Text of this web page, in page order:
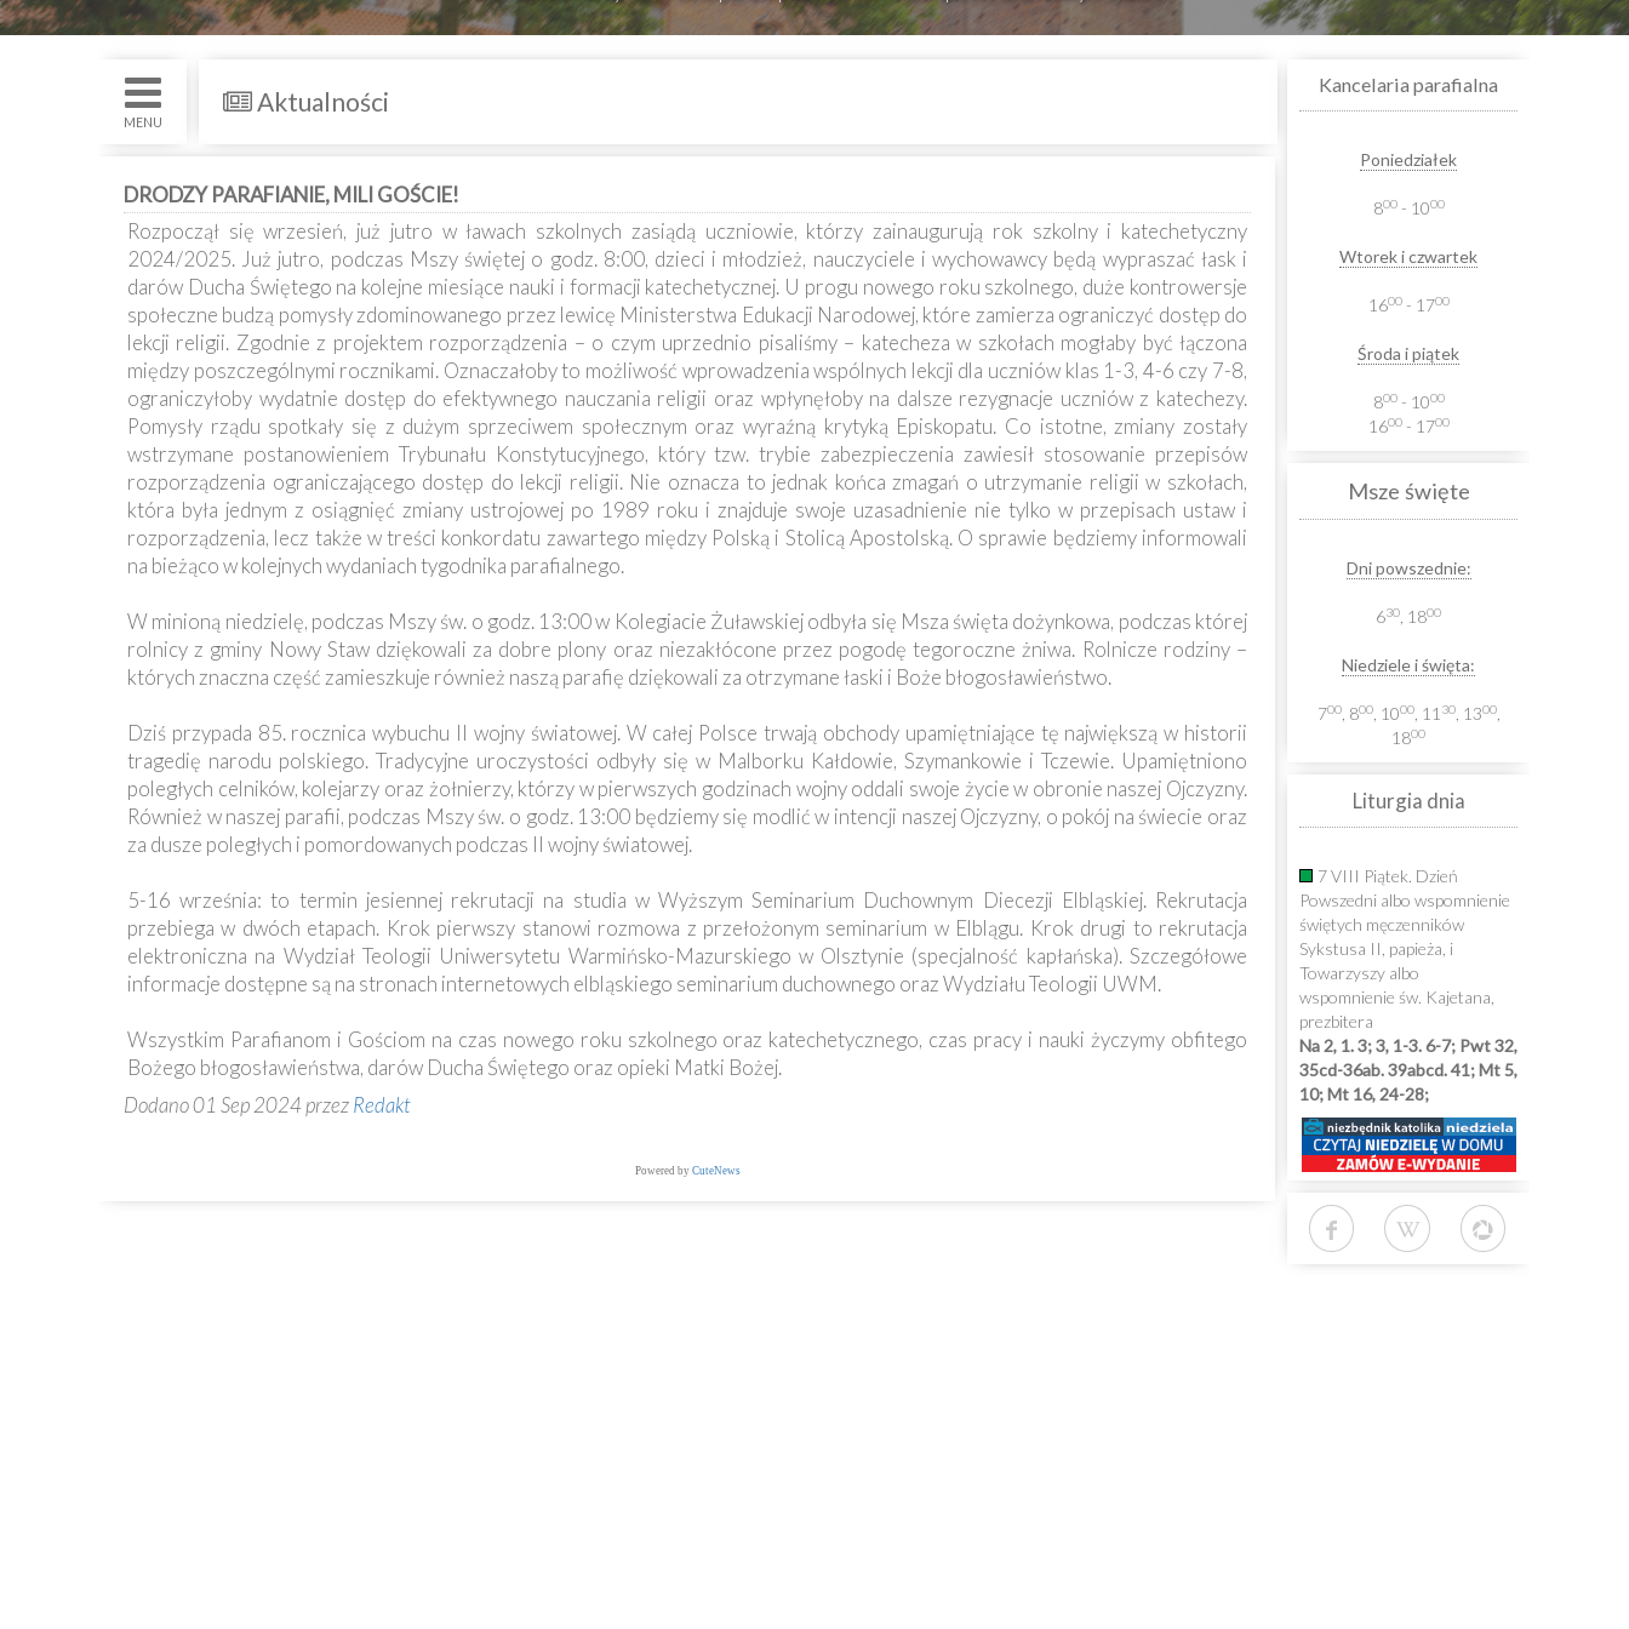
św.
i
Duszpasterze
Małoletnich
MENU
Aktualności
DRODZY PARAFIANIE, MILI GOŚCIE!
Rozpoczął się wrzesień, już jutro w ławach szkolnych zasiądą uczniowie, którzy zainaugurują rok szkolny i katechetyczny
2024/2025. Już jutro, podczas Mszy świętej o godz. 8:00, dzieci i młodzież, nauczyciele i wychowawcy będą wypraszać łask i
darów Ducha Świętego na kolejne miesiące nauki i formacji katechetycznej. U progu nowego roku szkolnego, duże kontrowersje
społeczne budzą pomysły zdominowanego przez lewicę Ministerstwa Edukacji Narodowej, które zamierza ograniczyć dostęp do
lekcji religii. Zgodnie z projektem rozporządzenia – o czym uprzednio pisaliśmy – katecheza w szkołach mogłaby być łączona
między poszczególnymi rocznikami. Oznaczałoby to możliwość wprowadzenia wspólnych lekcji dla uczniów klas 1-3, 4-6 czy 7-8,
ograniczyłoby wydatnie dostęp do efektywnego nauczania religii oraz wpłynęłoby na dalsze rezygnacje uczniów z katechezy.
Pomysły rządu spotkały się z dużym sprzeciwem społecznym oraz wyraźną krytyką Episkopatu. Co istotne, zmiany zostały
wstrzymane postanowieniem Trybunału Konstytucyjnego, który tzw. trybie zabezpieczenia zawiesił stosowanie przepisów
rozporządzenia ograniczającego dostęp do lekcji religii. Nie oznacza to jednak końca zmagań o utrzymanie religii w szkołach,
która była jednym z osiągnięć zmiany ustrojowej po 1989 roku i znajduje swoje uzasadnienie nie tylko w przepisach ustaw i
rozporządzenia, lecz także w treści konkordatu zawartego między Polską i Stolicą Apostolską. O sprawie będziemy informowali
na bieżąco w kolejnych wydaniach tygodnika parafialnego.
W minioną niedzielę, podczas Mszy św. o godz. 13:00 w Kolegiacie Żuławskiej odbyła się Msza święta dożynkowa, podczas której
rolnicy z gminy Nowy Staw dziękowali za dobre plony oraz niezakłócone przez pogodę tegoroczne żniwa. Rolnicze rodziny –
których znaczna część zamieszkuje również naszą parafię dziękowali za otrzymane łaski i Boże błogosławieństwo.
Dziś przypada 85. rocznica wybuchu II wojny światowej. W całej Polsce trwają obchody upamiętniające tę największą w historii
tragedię narodu polskiego. Tradycyjne uroczystości odbyły się w Malborku Kałdowie, Szymankowie i Tczewie. Upamiętniono
poległych celników, kolejarzy oraz żołnierzy, którzy w pierwszych godzinach wojny oddali swoje życie w obronie naszej Ojczyzny.
Również w naszej parafii, podczas Mszy św. o godz. 13:00 będziemy się modlić w intencji naszej Ojczyzny, o pokój na świecie oraz
za dusze poległych i pomordowanych podczas II wojny światowej.
5-16 września: to termin jesiennej rekrutacji na studia w Wyższym Seminarium Duchownym Diecezji Elbląskiej. Rekrutacja
przebiega w dwóch etapach. Krok pierwszy stanowi rozmowa z przełożonym seminarium w Elblągu. Krok drugi to rekrutacja
elektroniczna na Wydział Teologii Uniwersytetu Warmińsko-Mazurskiego w Olsztynie (specjalność kapłańska). Szczegółowe
informacje dostępne są na stronach internetowych elbląskiego seminarium duchownego oraz Wydziału Teologii UWM.
Wszystkim Parafianom i Gościom na czas nowego roku szkolnego oraz katechetycznego, czas pracy i nauki życzymy obfitego
Bożego błogosławieństwa, darów Ducha Świętego oraz opieki Matki Bożej.
Dodano 01 Sep 2024 przezRedakt
Powered by CuteNews
Kancelaria parafialna
Poniedziałek
800- 1000
Wtorek i czwartek
1600- 1700
Środa i piątek
800- 1000
1600- 1700
Msze święte
Dni powszednie:
630 , 1800
Niedziele i święta:
700, 800, 1000, 11 30, 1300,
1800
Liturgia dnia
7 VIII Piątek. Dzień
Powszedni albo wspomnienie
świętych męczenników
Sykstusa II, papieża, i
Towarzyszy albo
wspomnienie św. Kajetana,
prezbitera
Na 2, 1. 3; 3, 1-3. 6-7; Pwt 32,
35cd-36ab. 39abcd. 41; Mt 5,
10; Mt 16, 24-28;